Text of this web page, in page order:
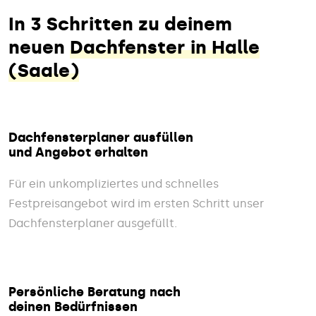
In 3 Schritten zu deinem
neuen Dachfenster in Halle
(Saale)
Dachfensterplaner ausfüllen
und Angebot erhalten
Für ein unkompliziertes und schnelles
Festpreisangebot wird im ersten Schritt unser
Dachfensterplaner ausgefüllt.
Persönliche Beratung nach
deinen Bedürfnissen